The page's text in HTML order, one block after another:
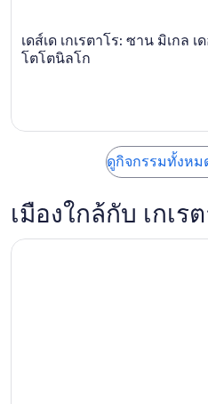
เดส์เด เกเรตาโร: ซาน มิเกล
โตโตนิลโก
ดูกิจกรรมทั้งหม
เมืองใกล้กับ เกเร